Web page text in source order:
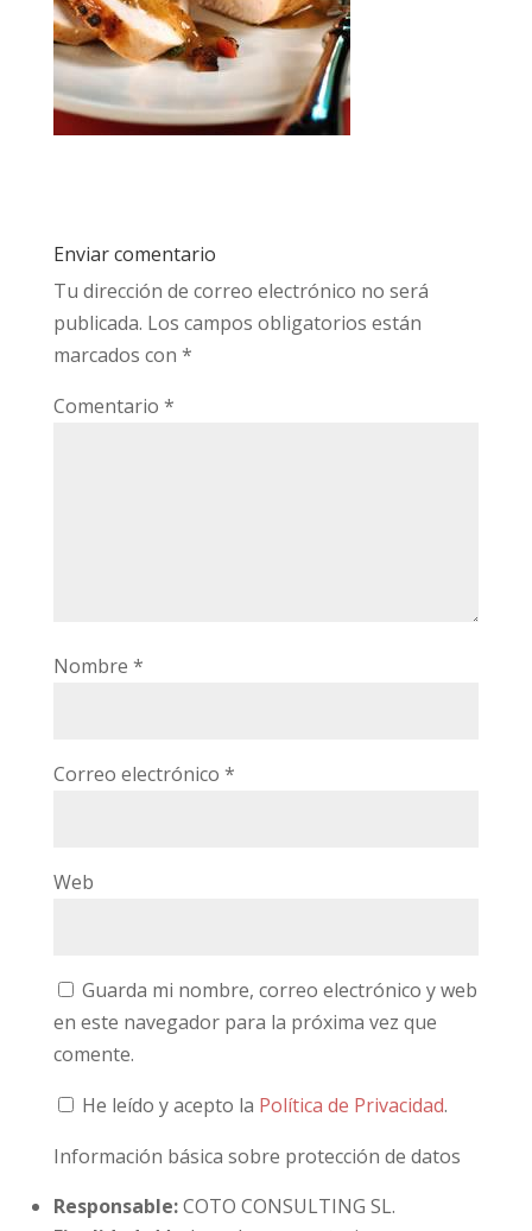
Enviar comentario
Tu dirección de correo electrónico no será
publicada. Los campos obligatorios están
marcados con *
Comentario *
Nombre *
Correo electrónico *
Web
Guarda mi nombre, correo electrónico y web
en este navegador para la próxima vez que
comente.
He leído y acepto la Política de Privacidad.
Información básica sobre protección de datos
Responsable:COTO CONSULTING SL.